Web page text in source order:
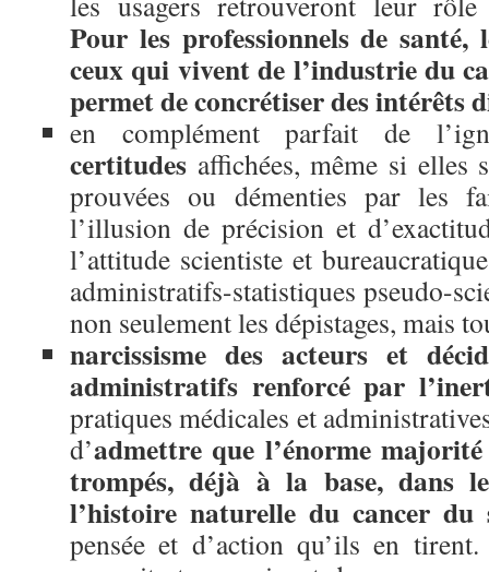
Pour les professionnels de
ceux qui vivent de l’industrie du
permet de concrétiser des intérêts
en complément parfait de
certitudes affichées, même si
prouvées ou démenties par les
l’illusion de précision et
l’attitude scientiste et
administratifs-statistiques pseudo-
non seulement les dépistages, mais
narcissisme des acteurs et
administratifs renforcé par
pratiques médicales et
d’admettre que l’énorme majorité
trompés, déjà à la base, dans
l’histoire naturelle du cancer du
pensée et d’action qu’ils en